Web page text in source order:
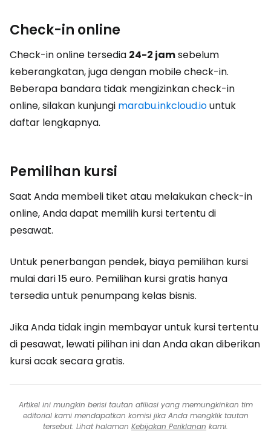
Check-in online
Check-in online tersedia 24-2 jamsebelum
keberangkatan, juga dengan mobile check-in.
Beberapa bandara tidak mengizinkan check-in
online, silakan kunjungi marabu.inkcloud.iountuk
daftar lengkapnya.
Pemilihan kursi
Saat Anda membeli tiket atau melakukan check-in
online, Anda dapat memilih kursi tertentu di
pesawat.
Untuk penerbangan pendek, biaya pemilihan kursi
mulai dari 15 euro. Pemilihan kursi gratis hanya
tersedia untuk penumpang kelas bisnis.
Jika Anda tidak ingin membayar untuk kursi tertentu
di pesawat, lewati pilihan ini dan Anda akan diberikan
kursi acak secara gratis.
Artikel ini mungkin berisi tautan afiliasi yang memungkinkan tim
editorial kami mendapatkan komisi jika Anda mengklik tautan
tersebut. Lihat halaman Kebijakan Periklanan kami.